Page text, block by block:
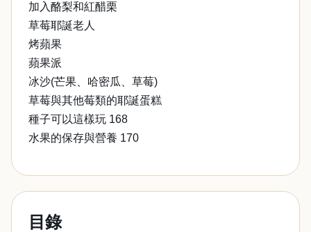
加入酪梨和紅醋栗
草莓耶誕老人
烤蘋果
蘋果派
冰沙(芒果、哈密瓜、草莓)
草莓與其他莓類的耶誕蛋糕
種子可以這樣玩 168
水果的保存與營養 170
目錄